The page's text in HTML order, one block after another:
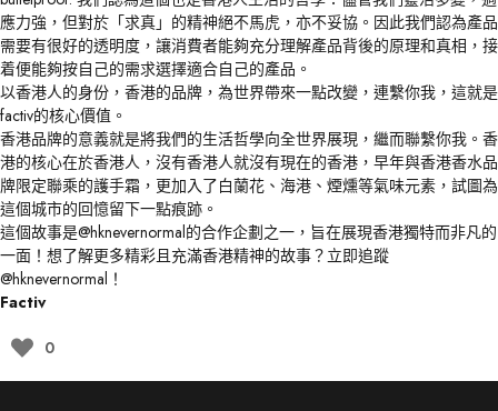
應力強，但對於「求真」的精神絕不馬虎，亦不妥協。因此我們認為產品
需要有很好的透明度，讓消費者能夠充分理解產品背後的原理和真相，接
着便能夠按自己的需求選擇適合自己的產品。
以香港人的身份，香港的品牌，為世界帶來一點改變，連繫你我，這就是
factiv的核心價值。
香港品牌的意義就是將我們的生活哲學向全世界展現，繼而聯繫你我。香
港的核心在於香港人，沒有香港人就沒有現在的香港，早年與香港香水品
牌限定聯乘的護手霜，更加入了白蘭花、海港、煙燻等氣味元素，試圖為
這個城市的回憶留下一點痕跡。
這個故事是@hknevernormal的合作企劃之一，旨在展現香港獨特而非凡的
一面！想了解更多精彩且充滿香港精神的故事？立即追蹤
@hknevernormal ！
Factiv
0